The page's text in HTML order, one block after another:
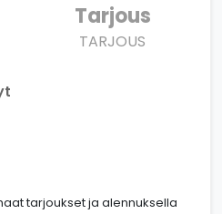
Tarjous
TARJOUS
tarjoukset ja alennuksella